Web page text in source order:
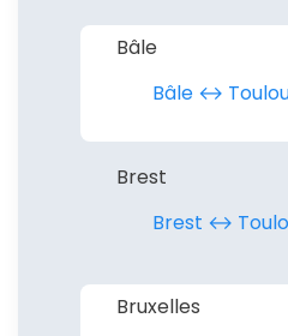
Bâle
Bâle ↔︎
Brest
Brest ↔︎
Bruxelles
ou connectez-